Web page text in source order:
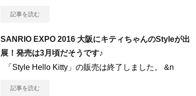
記事を読む
SANRIO EXPO 2016 大阪にキティちゃんのStyleが出
展！発売は3月頃だそうです♪
「Style Hello Kitty」の販売は終了しました。 &n
記事を読む